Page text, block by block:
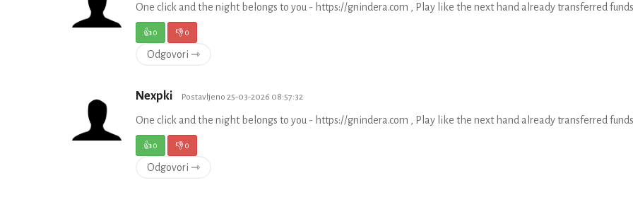
One click and the night belongs to you - https://gnindera.com , Play like the next hand already transferred
👍0 👎0
Odgovori ⇾
Nexpki Postavljeno 25-03-2026 08:57:32
One click and the night belongs to you - https://gnindera.com , Play like the next hand already transferred
👍0 👎0
Odgovori ⇾